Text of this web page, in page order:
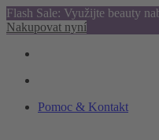
Flash Sale: Využijte beauty
Nakupovat nyní
Pomoc & Kontakt